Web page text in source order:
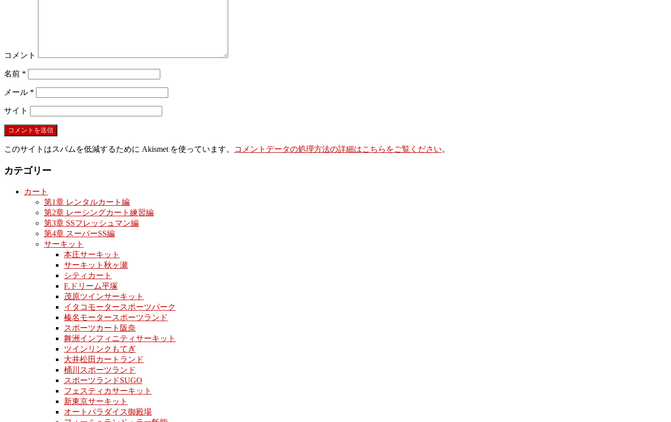
コメント
名前 *
メール *
サイト
このサイトはスパムを低減するために Akismet を使っています。 コメントデータの処理方法の詳細はこちらをご覧ください。
カテゴリー
カート
第1章 レンタルカート編
第2章 レーシングカート練習編
第3章 SSフレッシュマン編
第4章 スーパーSS編
サーキット
本庄サーキット
サーキット秋ヶ瀬
シティカート
F.ドリーム平塚
茂原ツインサーキット
イタコモータースポーツパーク
榛名モータースポーツランド
スポーツカート阪奈
舞洲インフィニティサーキット
ツインリンクもてぎ
大井松田カートランド
桶川スポーツランド
スポーツランドSUGO
フェスティカサーキット
新東京サーキット
オートパラダイス御殿場